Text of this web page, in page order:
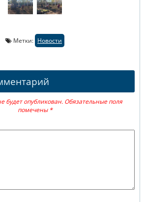
Метки: Новости
будет опубликован. Обязательные поля
помечены *